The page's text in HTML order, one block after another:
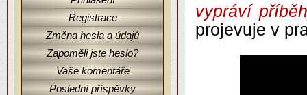
Registrace
Změna hesla a údajů
Zapoměli jste heslo?
Vaše komentáře
Poslední příspěvky
vypráví
projevuje v